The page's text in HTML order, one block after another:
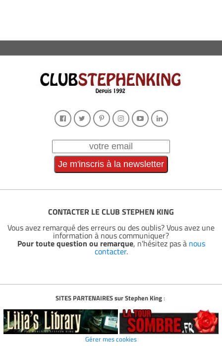
CONTACTER LE CLUB STEPHEN KING
Vous avez remarqué des erreurs ou des oublis? Vous avez une
information à nous communiquer?
Pour toute question ou remarque, n'hésitez pas à nous
contacter.
SITES PARTENAIRES sur Stephen King:
Gérer mes cookies